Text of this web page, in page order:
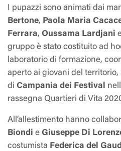
I pupazzi sono animati dai
Bertone, Paola Maria
Ferrara, Oussama Lardjani
gruppo è stato costituito ad
laboratorio di formazione,
aperto ai giovani del
di Campania dei Festival
rassegna Quartieri di Vita
All’allestimento hanno
Biondi e Giuseppe Di
costumista Federica del